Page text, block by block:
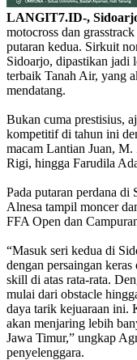
LANGIT7.ID-,
motocross dan
putaran kedua. Sirkuit
Sidoarjo, dipastikan jadi
terbaik Tanah Air, yang
mendatang.
Bukan cuma prestisius,
kompetitif di tahun ini
macam Lantian Juan,
Rigi, hingga Farudila
Pada putaran perdana
Alnesa tampil moncer
FFA Open dan
“Masuk seri kedua di
dengan persaingan
skill di atas rata-rata.
mulai dari obstacle
daya tarik kejuaraan ini.
akan menjaring lebih
Jawa Timur,” ungkap
penyelenggara.